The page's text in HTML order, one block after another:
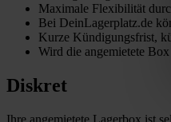
Maximale Flexibilität
Bei DeinLagerplatz.de
Kurze Kündigungsfrist,
Wird die angemietete
Diskret
Ihre angemietete Lagerbox ist